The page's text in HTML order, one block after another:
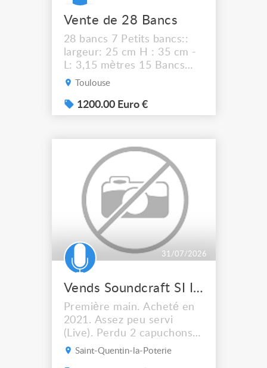
Vente de 28 Bancs
28 bancs 7 Petits bancs::
largeur: 25 cm H : 35 cm -
L: 3,15 mètres 15 Bancs
Moyens : Largeur: 30 cm H
Très hauts bancs : H: 79 cm
largeur 30cm L: 3,15
Toulouse
1200.00 Euro €
31/07/2026
Vends Soundcraft SI Impact
Première main. Acheté en
2021. Assez peu servi
(Live). Perdu 2 capuchons
de fader (N'empêche pas le
Saint-Quentin-la-Poterie